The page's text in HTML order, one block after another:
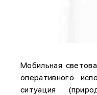
Мобильная
оперативного
ситуация